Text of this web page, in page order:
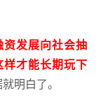
发展向社会抽
才能长期玩下
明白了。